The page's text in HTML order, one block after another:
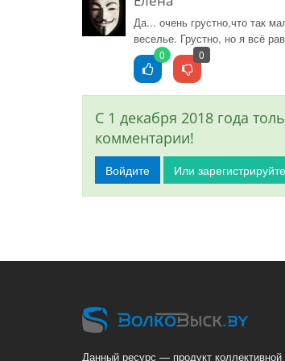
Да... очень грустно,что так
веселье. Грустно, но я всё
0 0
С 1 декабря 2018 года
комментарии!
Войдите Или
Данный ресурс — продукт коллективной